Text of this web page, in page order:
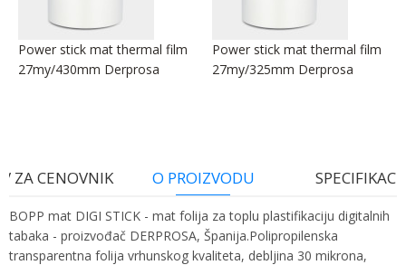
Power stick mat thermal film
27my/430mm Derprosa
Power stick mat thermal film
27my/325mm Derprosa
ZA CENOVNIK O PROIZVODU
BOPP mat DIGI STICK - mat folija za toplu plastifikaciju digitalnih
tabaka - proizvođač DERPROSA, Španija.Polipropilenska
transparentna folija vrhunskog kvaliteta, debljina 30 mikrona,